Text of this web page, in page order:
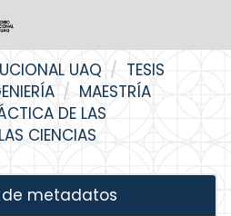
UAQ
TESIS
MAESTRÍA
DE LAS
CIENCIAS
metadatos